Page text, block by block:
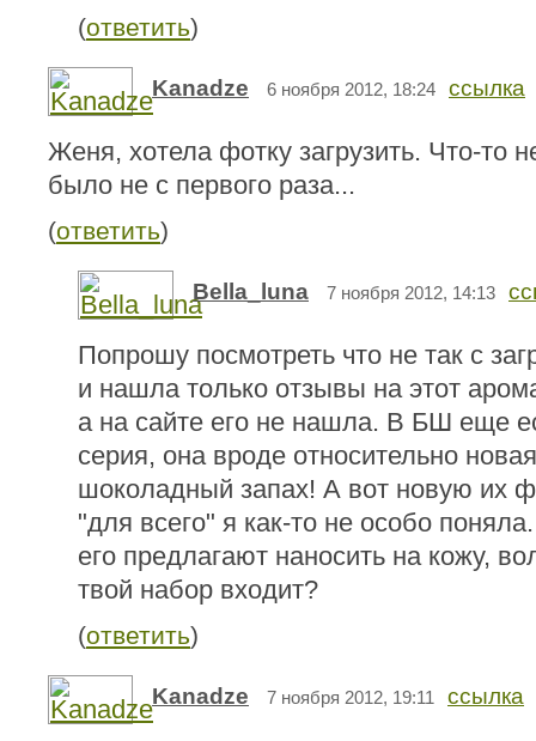
(ответить)
Kanadze 6 ноября 2012, 18:24 ссылка
Женя, хотела фотку загрузить. Что-то
было не с первого раза...
(ответить)
Bella_luna 7 ноября 2012, 14:13
Попрошу посмотреть что не так с
и нашла только отзывы на этот
а на сайте его не нашла. В БШ еще
серия, она вроде относительно
шоколадный запах! А вот новую их
"для всего" я как-то не особо
его предлагают наносить на кожу,
твой набор входит?
(ответить)
Kanadze 7 ноября 2012, 19:11 ссылка